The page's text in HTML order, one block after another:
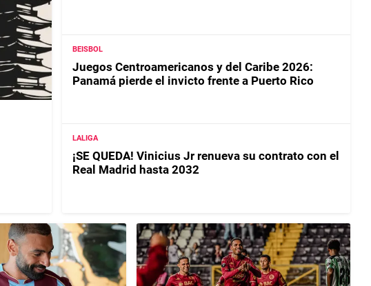
BEISBOL
Juegos Centroamericanos y del Caribe 2026:
Panamá pierde el invicto frente a Puerto Rico
LALIGA
¡SE QUEDA! Vinicius Jr renueva su contrato con el
Real Madrid hasta 2032